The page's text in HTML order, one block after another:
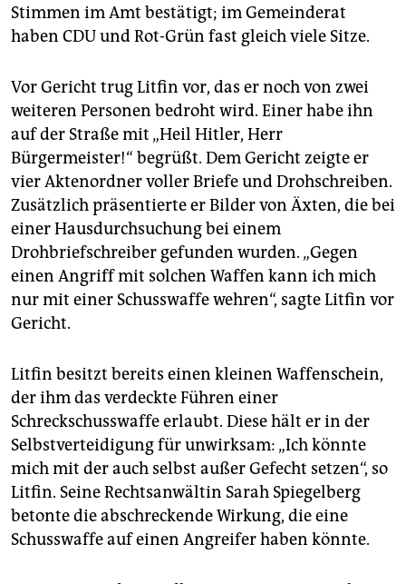
Stimmen im Amt bestätigt; im Gemeinderat
haben CDU und Rot-Grün fast gleich viele Sitze.
Vor Gericht trug Litfin vor, das er noch von zwei
weiteren Personen bedroht wird. Einer habe ihn
auf der Straße mit „Heil Hitler, Herr
Bürgermeister!“ begrüßt. Dem Gericht zeigte er
vier Aktenordner voller Briefe und Drohschreiben.
Zusätzlich präsentierte er Bilder von Äxten, die bei
einer Hausdurchsuchung bei einem
Drohbriefschreiber gefunden wurden. „Gegen
einen Angriff mit solchen Waffen kann ich mich
nur mit einer Schusswaffe wehren“, sagte Litfin vor
Gericht.
Litfin besitzt bereits einen kleinen Waffenschein,
der ihm das verdeckte Führen einer
Schreckschusswaffe erlaubt. Diese hält er in der
Selbstverteidigung für unwirksam: „Ich könnte
mich mit der auch selbst außer Gefecht setzen“, so
Litfin. Seine Rechtsanwältin Sarah Spiegelberg
betonte die abschreckende Wirkung, die eine
Schusswaffe auf einen Angreifer haben könnte.